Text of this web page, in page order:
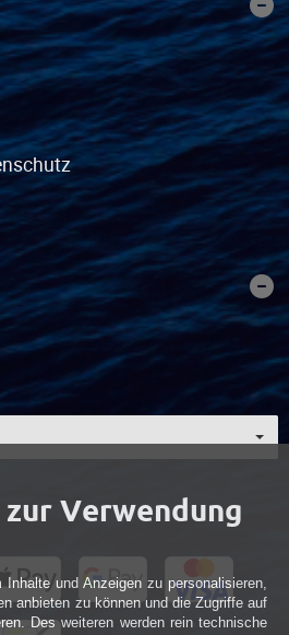
Verwendung
und Anzeigen zu personalisieren,
anbieten zu können und die Zugriffe auf
Des weiteren werden rein technische